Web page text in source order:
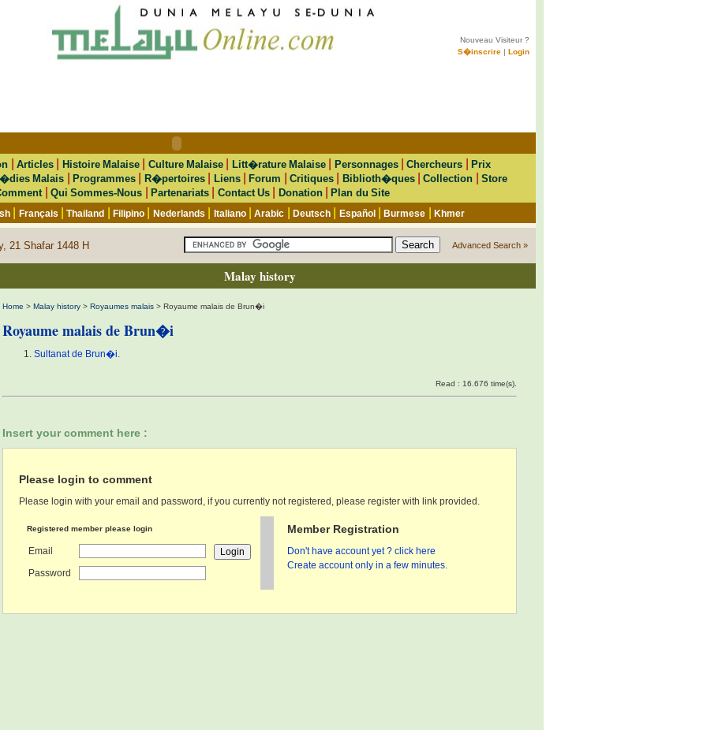
Nouveau Visiteur ?
S�inscrire | Login
Articles| Histoire Malaise| Culture Malaise Litt�rature Malaise Personnages|Chercheurs |Prix
Malais |Programmes R�pertoires| Liens|Forum Critiques| Biblioth�ques|Collection
Store
Qui Sommes-Nous Partenariats Contact Us Donation|Plan du Site
Français |Thailand |Filipino Nederlands Italiano|Arabic Deutsch| Español|Burmese Khmer
21 Shafar 1448 H Advanced Search »
Malay history
Home > Malay history > Royaumes malais > Royaume malais de Brun�i
Royaume malais de Brun�i
Sultanat de Brun�i.
Read : 16.676 time(s).
Insert your comment here :
Please login to comment
Please login with your email and password, if you currently not registered, please register with link provided.
Registered member please login
Email
Password
Member Registration
Don't have account yet ? click here
Create account only in a few minutes.